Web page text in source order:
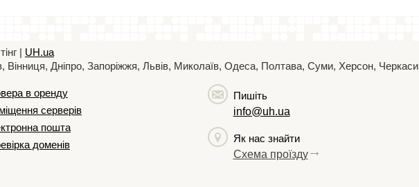
| UH.ua
Вінниця, Дніпро, Запоріжжя, Львів, Миколаїв, Одеса, Полтава, Суми, Херсон, Черкаси
в оренду
серверів
пошта
доменів
Пишіть
info@uh.ua
Як нас знайти
Схема проїзду